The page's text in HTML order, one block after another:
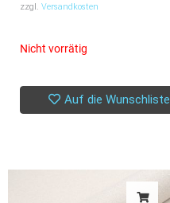
zzgl. Versandkosten
Nicht vorrätig
Auf die Wunschliste